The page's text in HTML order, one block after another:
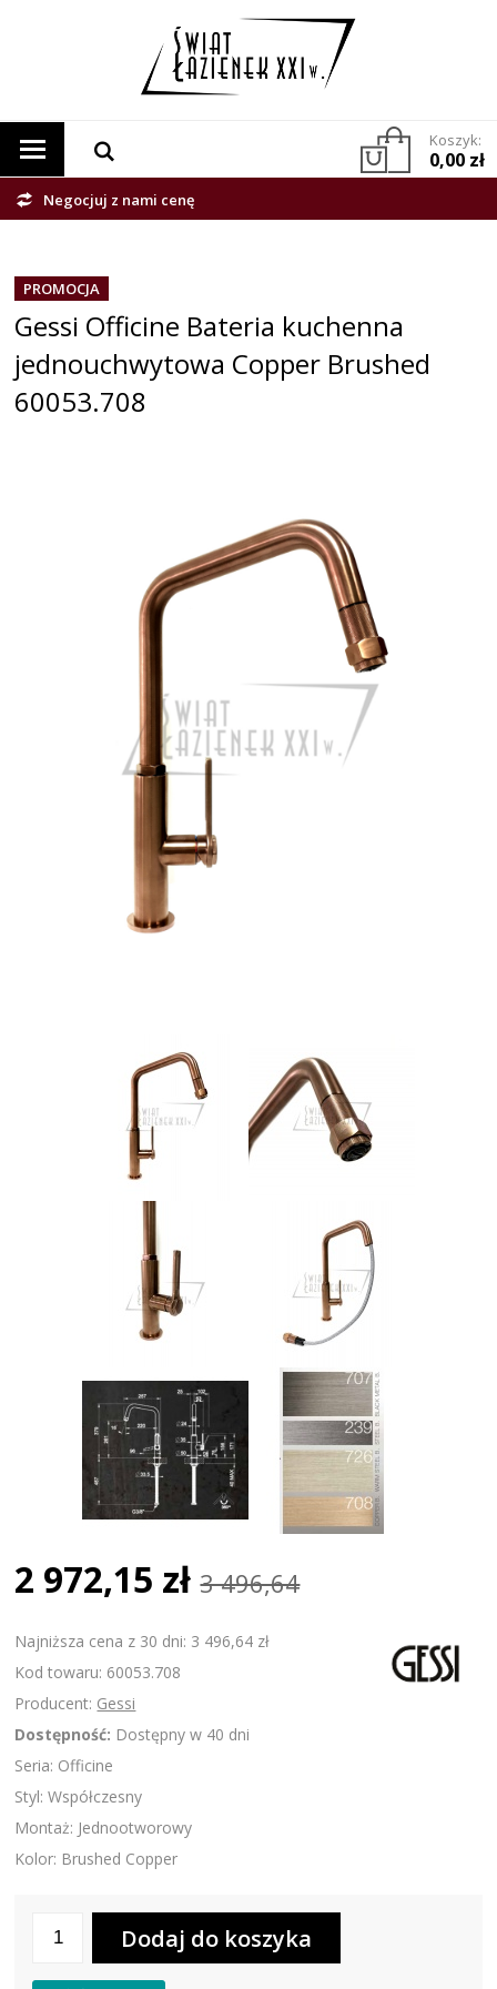
Koszyk:
0,00 zł
Negocjuj z nami cenę
PROMOCJA
Gessi Officine Bateria kuchenna
jednouchwytowa Copper Brushed
60053.708
2 972,15 zł 3 496,64
Najniższa cena z 30 dni: 3 496,64 zł
Kod towaru: 60053.708
Producent: Gessi
Dostępność: Dostępny w 40 dni
Seria: Officine
Styl: Współczesny
Montaż: Jednootworowy
Kolor: Brushed Copper